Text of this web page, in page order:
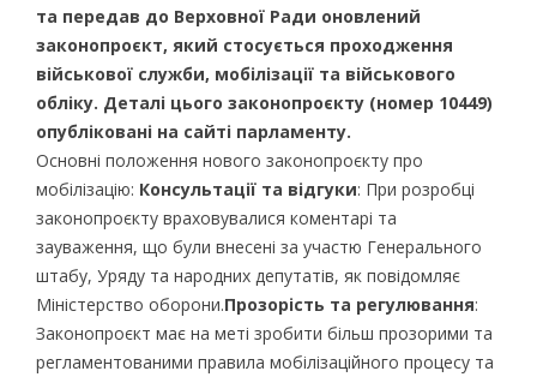
та передав до Верховної Ради оновлений
законопроєкт, який стосується проходження
військової служби, мобілізації та військового
обліку. Деталі цього законопроєкту (номер 10449)
опубліковані на сайті парламенту.
Основні положення нового законопроєкту про
мобілізацію: Консультації та відгуки: При розробці
законопроєкту враховувалися коментарі та
зауваження, що були внесені за участю Генерального
штабу, Уряду та народних депутатів, як повідомляє
Міністерство оборони.Прозорість та регулювання:
Законопроєкт має на меті зробити більш прозорими та
регламентованими правила мобілізаційного процесу та